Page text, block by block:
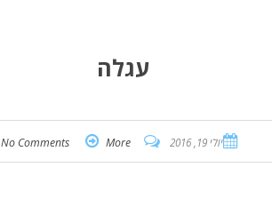
עגלה
יולי 19, 2016 No Comments More